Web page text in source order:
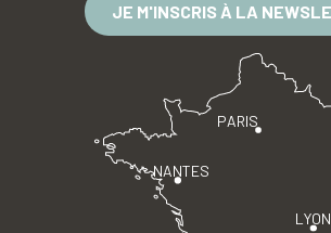
JE M'INSCRIS À LA
PARIS
LYON
NANTES